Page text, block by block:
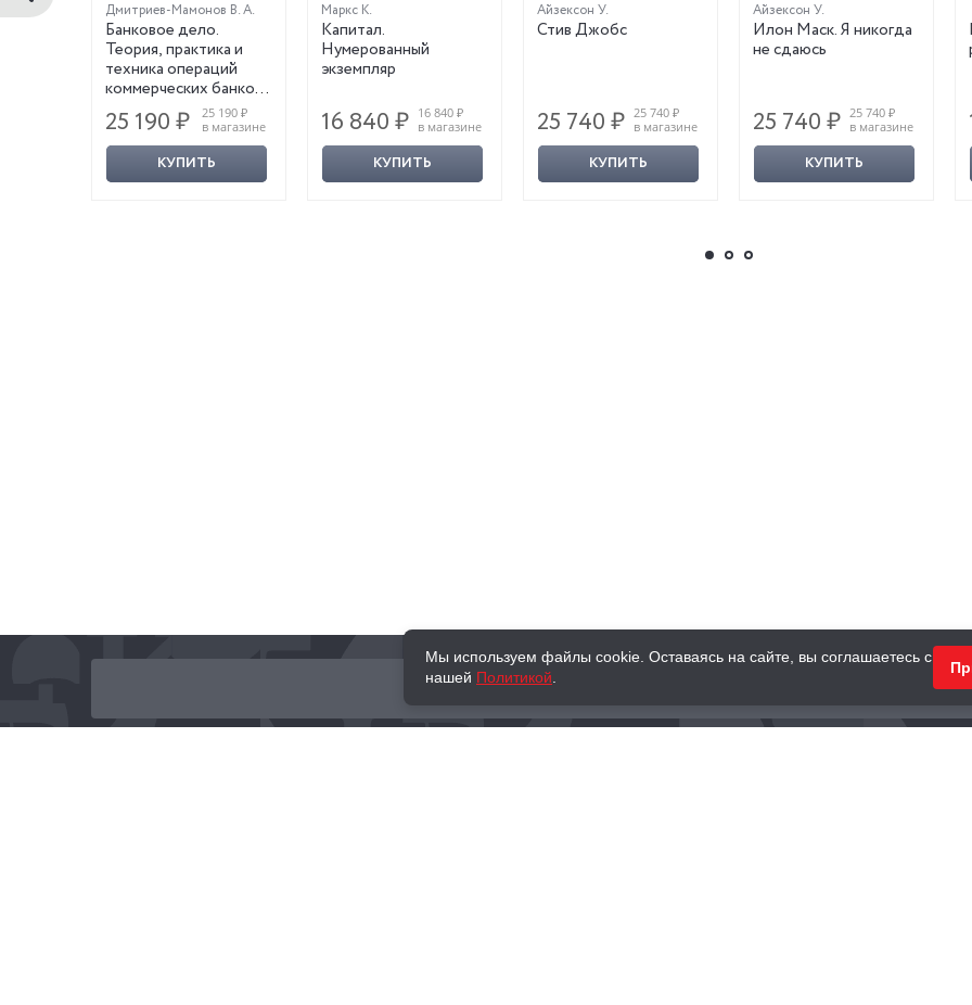
Дмитриев-Мамонов В. А.
Банковое дело.
Теория, практика и
техника операций
коммерческих банков.
Репринтное издание
25 190 ₽
25 190 ₽
в магазине
КУПИТЬ
Маркс К.
Капитал.
Нумерованный
экземпляр
16 840 ₽ 16 840 ₽
в магазине
КУПИТЬ
Айзексон У.
Стив Джобс
25 740 ₽ 25 740 ₽
в магазине
КУПИТЬ
Айзексон У.
Илон Маск. Я никогда
не сдаюсь
25 740 ₽ 25 740 ₽
в магазине
КУПИТЬ
КНИГИ ПОДАРКИ
Мы используем файлы cookie. Оставаясь на сайте, вы соглашаетесь с
нашей Политикой